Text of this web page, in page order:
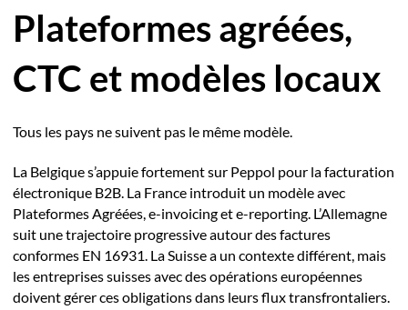
Plateformes agréées,
CTC et modèles locaux
Tous les pays ne suivent pas le même modèle.
La Belgique s’appuie fortement sur Peppol pour la facturation
électronique B2B. La France introduit un modèle avec
Plateformes Agréées, e-invoicing et e-reporting. L’Allemagne
suit une trajectoire progressive autour des factures
conformes EN 16931. La Suisse a un contexte différent, mais
les entreprises suisses avec des opérations européennes
doivent gérer ces obligations dans leurs flux transfrontaliers.